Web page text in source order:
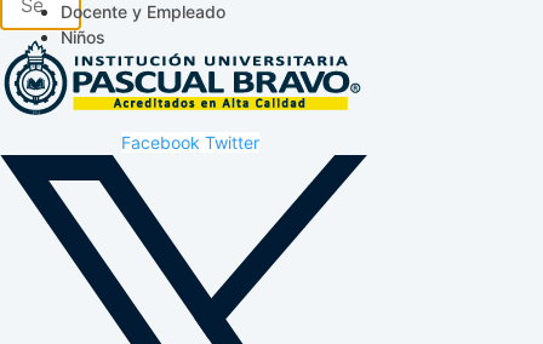
Docente y Empleado
Niños
Facebook Twitter